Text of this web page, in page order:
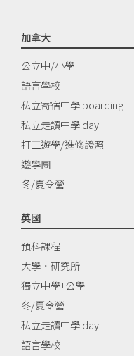
加拿大
公立中/小學
語言學校
私立寄宿中學 boarding
私立走讀中學 day
打工遊學/進修證照
遊學團
冬/夏令營
英國
預科課程
大學‧研究所
獨立中學+公學
冬/夏令營
私立走讀中學 day
語言學校